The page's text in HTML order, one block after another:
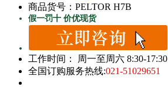
商品货号：PELTOR H7B
假一罚十 价优现货
工作时间： 周一至周六 8:30-17:30
全国订购服务热线:021-51029651